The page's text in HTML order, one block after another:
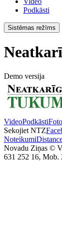
Podkāsti
Sistēmas režīms
Demo versija
VideoPodkāstiFoto
Sekojiet NTZ
Noteikumi
Novadu Ziņas ©
631 252 16, Mob.